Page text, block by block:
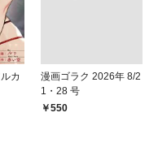
カ
漫画ゴラク 2026年 8/2
1・28 号
￥550